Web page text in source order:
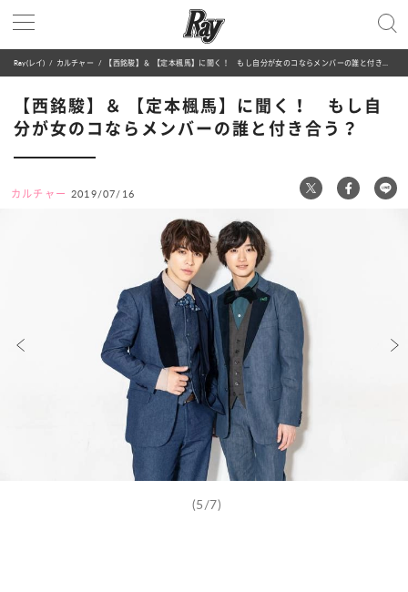
Ray(レイ) カルチャー 【西銘駿】＆ 【定本楓馬】に聞く！ もし自分が女のコならメンバーの誰と付き合う？
【西銘駿】＆ 【定本楓馬】に聞く！ もし自
分が女のコならメンバーの誰と付き合う？
カルチャー 2019/07/16
(5/7)